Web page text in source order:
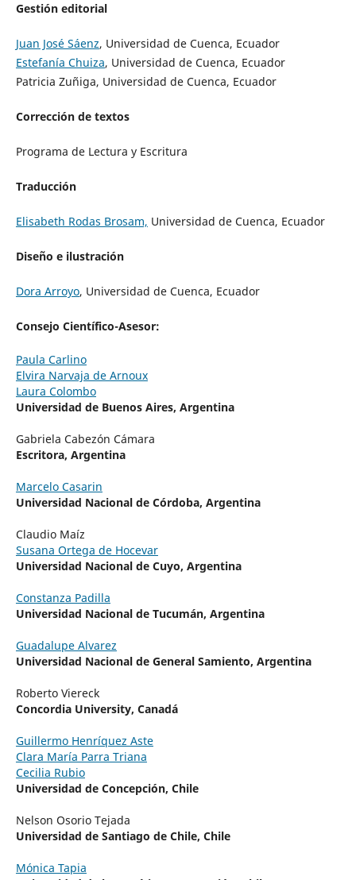
Gestión editorial
Juan José Sáenz, Universidad de Cuenca, Ecuador
Estefanía Chuiza, Universidad de Cuenca, Ecuador
Patricia Zuñiga, Universidad de Cuenca, Ecuador
Corrección de textos
Programa de Lectura y Escritura
Traducción
Elisabeth Rodas Brosam, Universidad de Cuenca, Ecuador
Diseño e ilustración
Dora Arroyo, Universidad de Cuenca, Ecuador
Consejo Científico-Asesor:
Paula Carlino
Elvira Narvaja de Arnoux
Laura Colombo
Universidad de Buenos Aires, Argentina
Gabriela Cabezón Cámara
Escritora, Argentina
Marcelo Casarin
Universidad Nacional de Córdoba, Argentina
Claudio Maíz
Susana Ortega de Hocevar
Universidad Nacional de Cuyo, Argentina
Constanza Padilla
Universidad Nacional de Tucumán, Argentina
Guadalupe Alvarez
Universidad Nacional de General Samiento, Argentina
Roberto Viereck
Concordia University, Canadá
Guillermo Henríquez Aste
Clara María Parra Triana
Cecilia Rubio
Universidad de Concepción, Chile
Nelson Osorio Tejada
Universidad de Santiago de Chile, Chile
Mónica Tapia